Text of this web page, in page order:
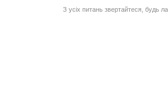
З усіх питань звертайтеся, будь